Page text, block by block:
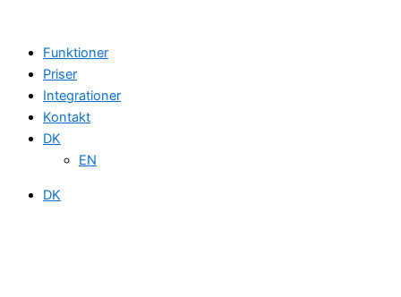
Funktioner
Priser
Integrationer
Kontakt
DK
EN
DK